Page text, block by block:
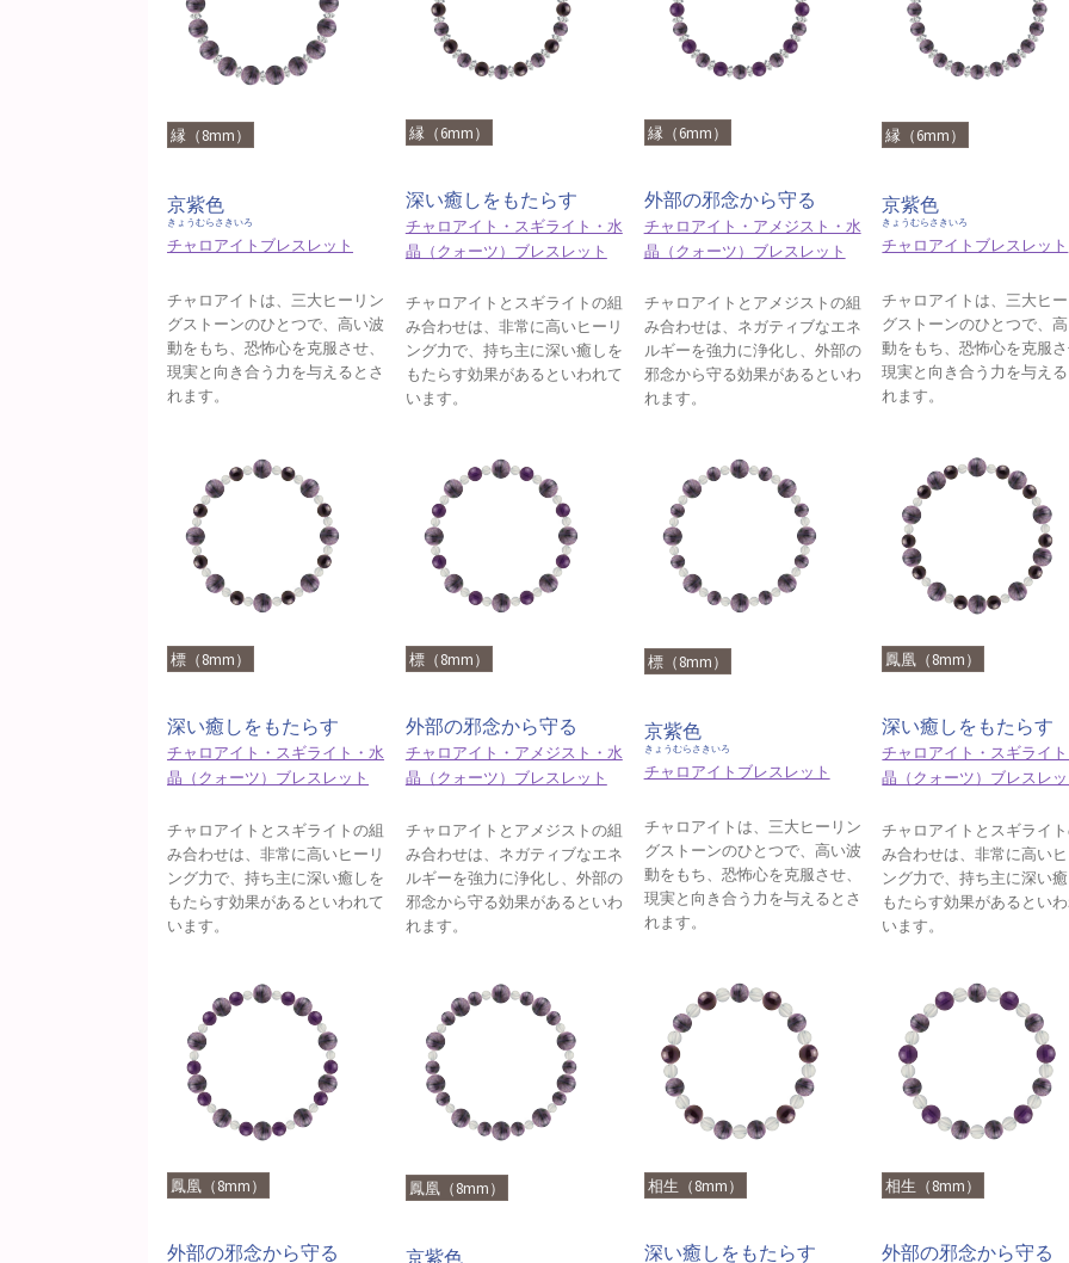
縁（8mm）
京紫色
きょうむらさきいろ
チャロアイトブレスレット
チャロアイトは、三大ヒーリン
グストーンのひとつで、高い波
動をもち、恐怖心を克服させ、
現実と向き合う力を与えるとさ
れます。
縁（6mm）
深い癒しをもたらす
チャロアイト・スギライト・水
晶（クォーツ）ブレスレット
チャロアイトとスギライトの組
み合わせは、非常に高いヒーリ
ング力で、持ち主に深い癒しを
もたらす効果があるといわれて
います。
縁（6mm）
外部の邪念から守る
チャロアイト・アメジスト・水
晶（クォーツ）ブレスレット
チャロアイトとアメジストの組
み合わせは、ネガティブなエネ
ルギーを強力に浄化し、外部の
邪念から守る効果があるといわ
れます。
縁（6mm）
京紫色
きょうむらさきいろ
チャロアイトブレスレット
チャロアイトは、三大ヒ
グストーンのひとつで、
動をもち、恐怖心を克服
現実と向き合う力を与え
れます。
標（8mm）
深い癒しをもたらす
チャロアイト・スギライト・水
晶（クォーツ）ブレスレット
チャロアイトとスギライトの組
み合わせは、非常に高いヒーリ
ング力で、持ち主に深い癒しを
もたらす効果があるといわれて
います。
標（8mm）
外部の邪念から守る
チャロアイト・アメジスト・水
晶（クォーツ）ブレスレット
チャロアイトとアメジストの組
み合わせは、ネガティブなエネ
ルギーを強力に浄化し、外部の
邪念から守る効果があるといわ
れます。
標（8mm）
京紫色
きょうむらさきいろ
チャロアイトブレスレット
チャロアイトは、三大ヒーリン
グストーンのひとつで、高い波
動をもち、恐怖心を克服させ、
現実と向き合う力を与えるとさ
れます。
鳳凰（8mm）
深い癒しをもたらす
チャロアイト・スギライ
晶（クォーツ）ブレスレ
チャロアイトとスギライ
み合わせは、非常に高い
ング力で、持ち主に深い
もたらす効果があるとい
います。
鳳凰（8mm）
外部の邪念から守る
鳳凰（8mm）
京紫色
相生（8mm）
深い癒しをもたらす
相生（8mm）
外部の邪念から守る